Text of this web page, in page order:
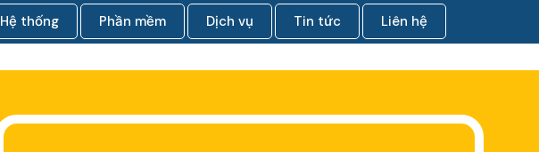
Hệ thống Phần mềm Dịch vụ Tin tức Liên hệ